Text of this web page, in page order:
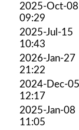
2025-Oct-08
09:29
2025-Jul-15
10:43
2026-Jan-27
21:22
2024-Dec-05
12:17
2025-Jan-08
11:05